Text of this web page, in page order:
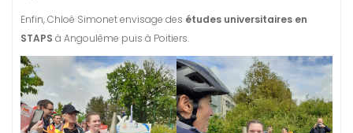
Enfin, Chloé Simonet envisage des études universitaires en
STAPS à Angoulême puis à Poitiers.